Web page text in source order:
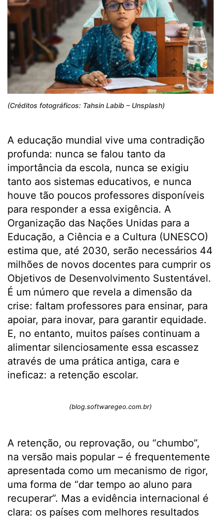
(Créditos fotográficos: Tahsin Labib – Unsplash)
A educação mundial vive uma contradição
profunda: nunca se falou tanto da
importância da escola, nunca se exigiu
tanto aos sistemas educativos, e nunca
houve tão poucos professores disponíveis
para responder a essa exigência. A
Organização das Nações Unidas para a
Educação, a Ciência e a Cultura (UNESCO)
estima que, até 2030, serão necessários 44
milhões de novos docentes para cumprir os
Objetivos de Desenvolvimento Sustentável.
É um número que revela a dimensão da
crise: faltam professores para ensinar, para
apoiar, para inovar, para garantir equidade.
E, no entanto, muitos países continuam a
alimentar silenciosamente essa escassez
através de uma prática antiga, cara e
ineficaz: a retenção escolar.
(blog.softwaregeo.com.br)
A retenção, ou reprovação, ou “chumbo”,
na versão mais popular – é frequentemente
apresentada como um mecanismo de rigor,
uma forma de “dar tempo ao aluno para
recuperar”. Mas a evidência internacional é
clara: os países com melhores resultados